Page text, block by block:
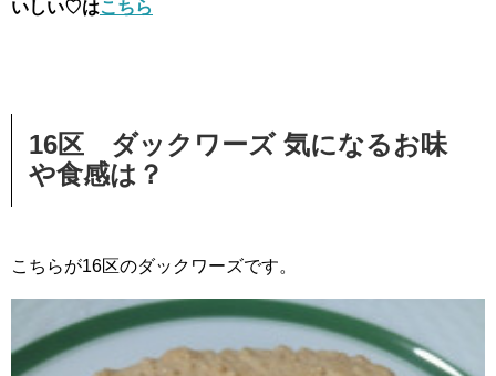
いしい♡はこちら
16区 ダックワーズ 気になるお味
や食感は？
こちらが16区のダックワーズです。